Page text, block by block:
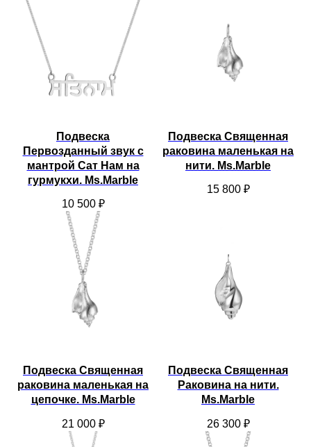
Подвеска
Первозданный звук с
мантрой Сат Нам на
гурмукхи. Ms.Marble
10 500 ₽
Подвеска Священная
раковина маленькая на
нити. Ms.Marble
15 800 ₽
Подвеска Священная
раковина маленькая на
цепочке. Ms.Marble
21 000 ₽
Подвеска Священная
Раковина на нити.
Ms.Marble
26 300 ₽